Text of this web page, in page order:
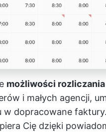
możliwości
i małych agencji,
w dopracowane
Cię dzięki